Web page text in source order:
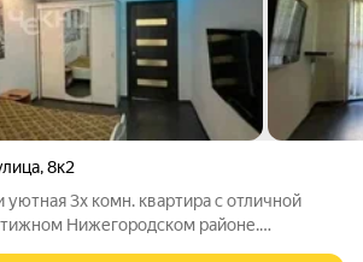
,8к2
уютная 3х комн. квартира с отличной
Нижегородском районе.